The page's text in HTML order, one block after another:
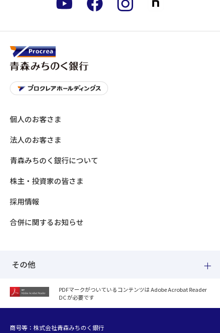
個人のお客さま
法人のお客さま
青森みちのく銀行について
株主・投資家の皆さま
採用情報
合併に関するお知らせ
その他
紛失した場合
個人データおよび法人情報に関するグループ共同利用について
PDFマークがついているコンテンツは Adobe Acrobat Reader
DC が必要です
商号等：株式会社青森みちのく銀行